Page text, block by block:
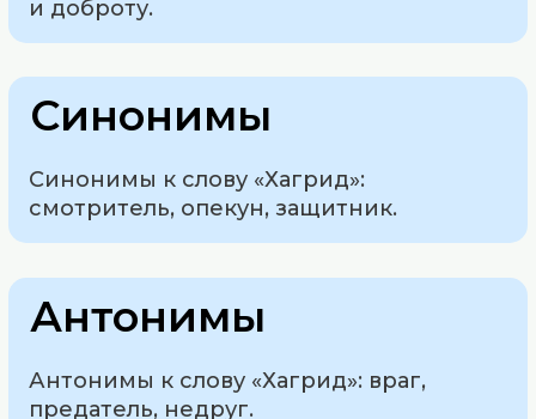
и доброту.
Синонимы
Синонимы к слову «Хагрид»:
смотритель, опекун, защитник.
Антонимы
Антонимы к слову «Хагрид»: враг,
предатель, недруг.